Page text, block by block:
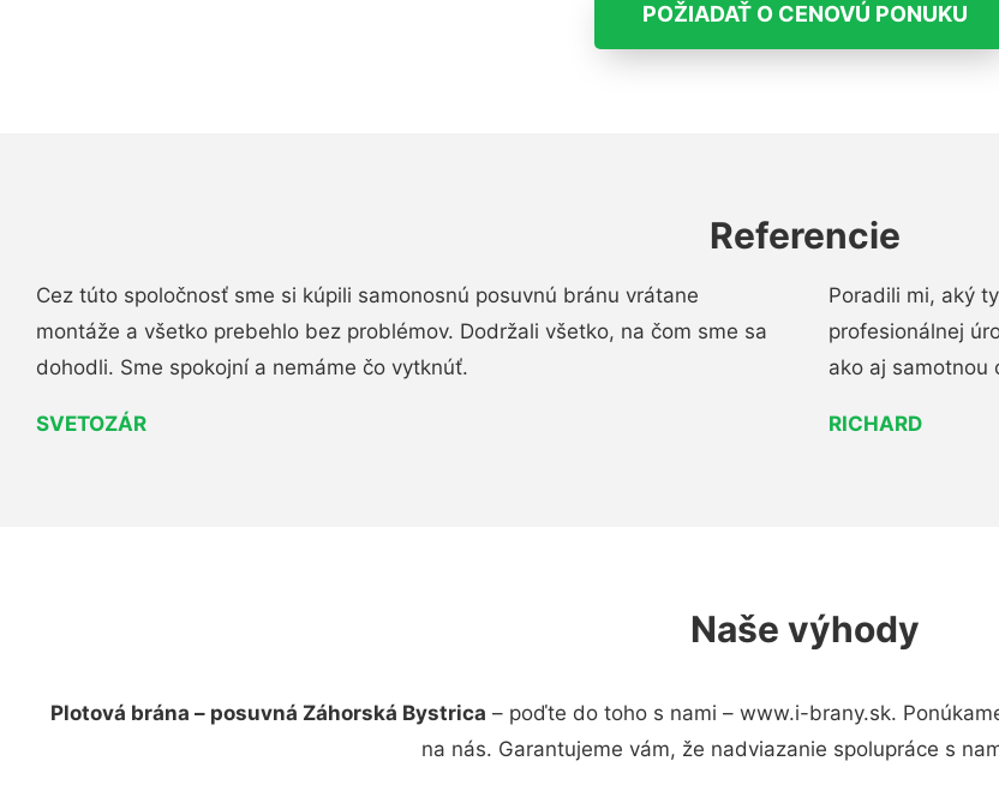
POŽIADAŤ O CENOVÚ PONUKU
Referencie
Cez túto spoločnosť sme si kúpili samonosnú posuvnú bránu vrátane
montáže a všetko prebehlo bez problémov. Dodržali všetko, na čom sme sa
dohodli. Sme spokojní a nemáme čo vytknúť.
SVETOZÁR
Poradili mi, aký
profesionálnej
ako aj samotnou
RICHARD
Naše výhody
Plotová brána – posuvná Záhorská Bystrica – poďte do toho s nami – www.i-brany.sk.
na nás. Garantujeme vám, že nadviazanie spolupráce s